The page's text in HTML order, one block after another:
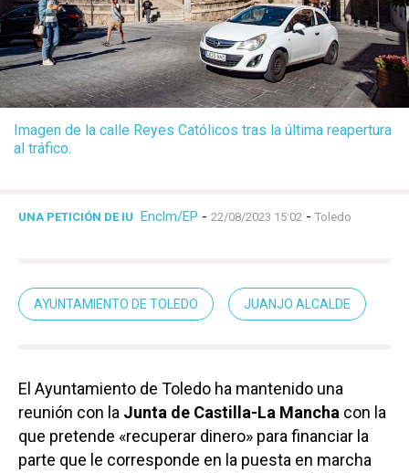
Imagen de la calle Reyes Católicos tras la última reapertura
al tráfico.
UNA PETICIÓN DE IU Enclm/EP - 22/08/2023 15:02 - Toledo
AYUNTAMIENTO DE TOLEDO JUANJO ALCALDE
El Ayuntamiento de Toledo ha mantenido una
reunión con la Junta de Castilla-La Mancha con la
que pretende «recuperar dinero» para financiar la
parte que le corresponde en la puesta en marcha